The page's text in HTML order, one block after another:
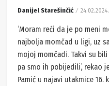
Danijel Starešinčić
‘Moram reći da je po meni
najbolja momčad u ligi, uz
mojoj momčadi. Takvi su
pa smo ih pobijedili’, rekao
Pamić u najavi utakmice 16.